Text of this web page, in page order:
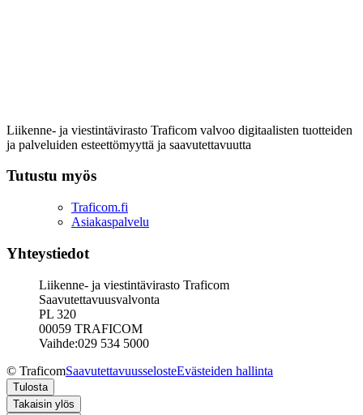
Liikenne- ja viestintävirasto Traficom valvoo digitaalisten tuotteiden
ja palveluiden esteettömyyttä ja saavutettavuutta
Tutustu myös
Traficom.fi
Asiakaspalvelu
Yhteystiedot
Liikenne- ja viestintävirasto Traficom
Saavutettavuusvalvonta
PL 320
00059 TRAFICOM
Vaihde:029 534 5000
© TraficomSaavutettavuusselosteEvästeiden hallinta
Tulosta
Takaisin ylös